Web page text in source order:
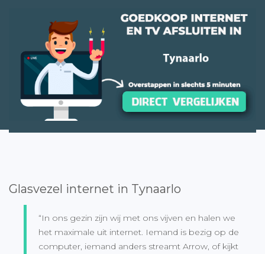
Glasvezel internet in Tynaarlo
“In ons gezin zijn wij met ons vijven en halen we
het maximale uit internet. Iemand is bezig op de
computer, iemand anders streamt Arrow, of kijkt